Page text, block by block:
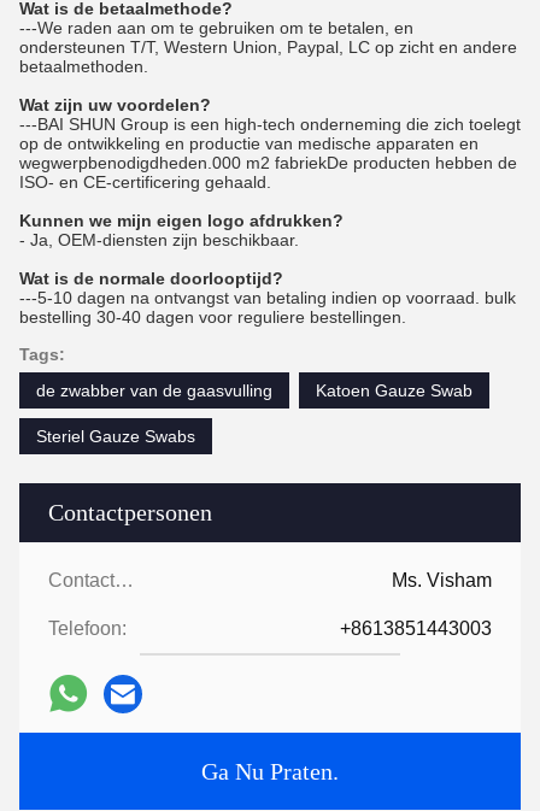
Contactpersonen
Contactpersonen: Ms. Visham
Telefoon: +8613851443003
Ga Nu Praten.
Wat is de betaalmethode?
---We raden aan om te gebruiken om te betalen, en
ondersteunen T/T, Western Union, Paypal, LC op zicht en andere
betaalmethoden.
Wat zijn uw voordelen?
---BAI SHUN Group is een high-tech onderneming die zich toelegt
op de ontwikkeling en productie van medische apparaten en
wegwerpbenodigdheden.000 m2 fabriekDe producten hebben de
ISO- en CE-certificering gehaald.
Kunnen we mijn eigen logo afdrukken?
- Ja, OEM-diensten zijn beschikbaar.
Wat is de normale doorlooptijd?
---5-10 dagen na ontvangst van betaling indien op voorraad. bulk
bestelling 30-40 dagen voor reguliere bestellingen.
Tags:
de zwabber van de gaasvulling
Katoen Gauze Swab
Steriel Gauze Swabs